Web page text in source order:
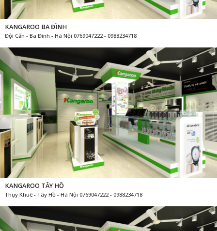
KANGAROO BA ĐÌNH
Đội Cấn - Ba Đình - Hà Nội 0769047222 - 0988234718
KANGAROO TÂY HỒ
Thụy Khuê - Tây Hồ - Hà Nội 0769047222 - 0988234718